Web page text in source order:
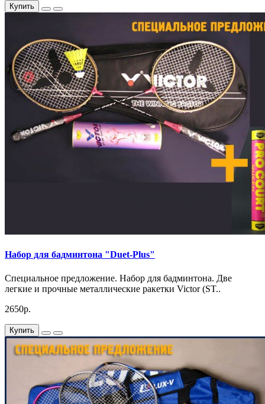
Купить
Набор для бадминтона "Duet-Plus"
Специальное предложение. Набор для бадминтона. Две
легкие и прочные металлические ракетки Victor (ST..
2650р.
Купить